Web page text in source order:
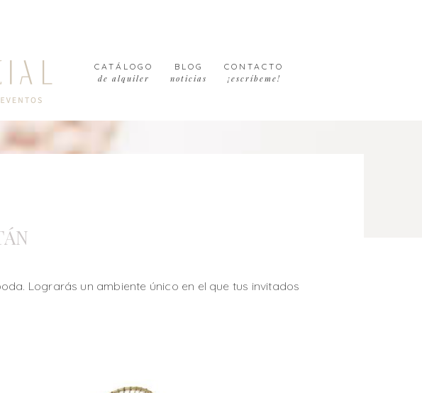
CATÁLOGO
de alquiler
BLOG
noticias
CONTACTO
¡escríbeme!
Lograrás un ambiente único en el que tus invitados